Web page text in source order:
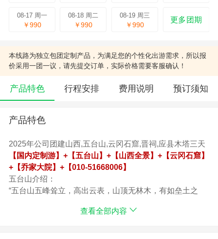
08-17 周一
￥990
08-18 周二
￥990
08-19 周三
￥990
更多团期
本线路为独立包团定制产品，为满足您的个性化出游需求，所以报
价采用一团一议，请先提交订单，实际价格需要客服确认！
产品特色 行程安排 费用说明 预订须知
产品特色
2025年公司团建山西,五台山,云冈石窟,晋祠,应县木塔三天
【国内定制游】+【五台山】+【山西全景】+【云冈石窟】
+【乔家大院】+【010-51668006】
五台山介绍：
“五台山五峰耸立，高出云表，山顶无林木，有如垒土之
有宗教活动场所86处，其中多敕建寺院，多朝皇帝前来参
查看全部内容